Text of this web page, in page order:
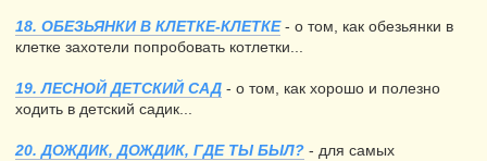
18. ОБЕЗЬЯНКИ В КЛЕТКЕ-КЛЕТКЕ- о том, как обезьянки в
клетке захотели попробовать котлетки...
19. ЛЕСНОЙ ДЕТСКИЙ САД - о том, как хорошо и полезно
ходить в детский садик...
20. ДОЖДИК, ДОЖДИК, ГДЕ ТЫ БЫЛ? - для самых